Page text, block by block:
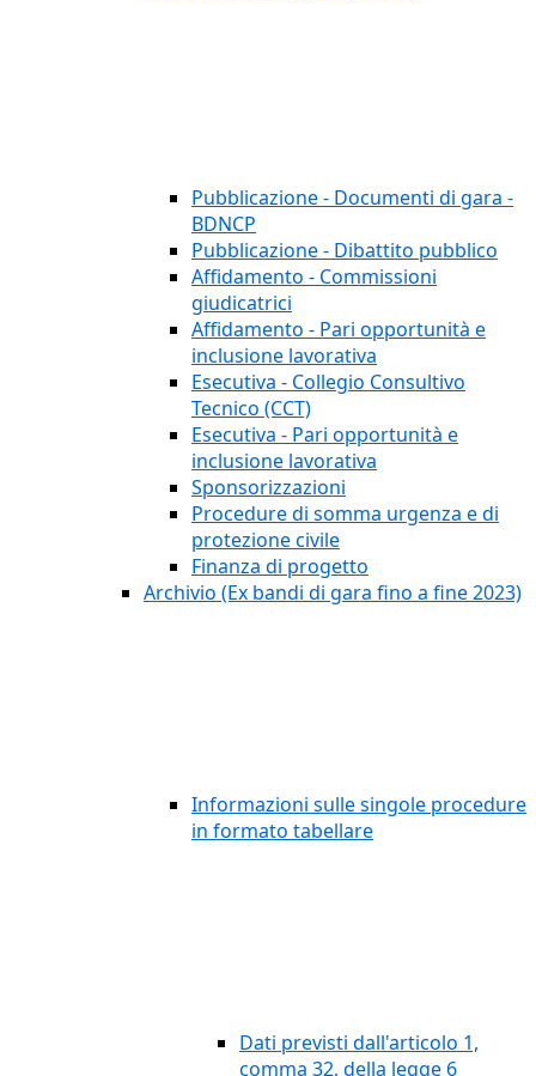
Pubblicazione - Documenti di gara -
BDNCP
Pubblicazione - Dibattito pubblico
Affidamento - Commissioni
giudicatrici
Affidamento - Pari opportunità e
inclusione lavorativa
Esecutiva - Collegio Consultivo
Tecnico (CCT)
Esecutiva - Pari opportunità e
inclusione lavorativa
Sponsorizzazioni
Procedure di somma urgenza e di
protezione civile
Finanza di progetto
Archivio (Ex bandi di gara fino a fine 2023)
Informazioni sulle singole procedure
in formato tabellare
Dati previsti dall'articolo 1,
comma 32, della legge 6